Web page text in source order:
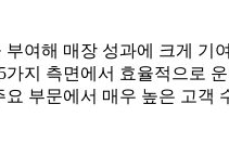
여해 매장 성과에 크게 기
지 측면에서 효율적으로
부문에서 매우 높은 고객